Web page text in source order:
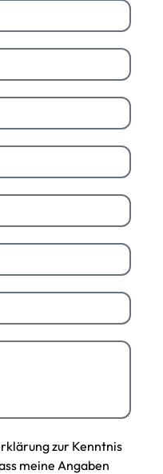
zur Kenntnis
meine Angaben